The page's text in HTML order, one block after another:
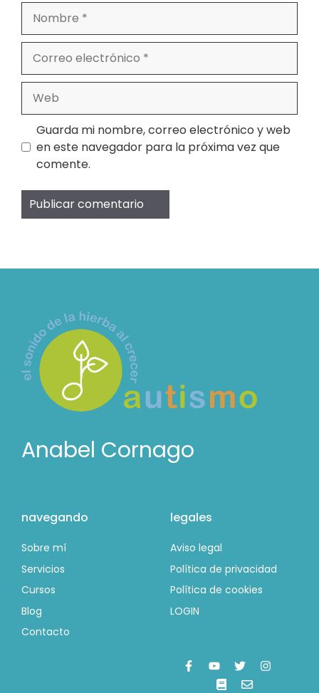
Nombre
electrónico
Guarda mi nombre, correo electrónico y web
en este navegador para la próxima vez que
comente.
Anabel Cornago
navegando
Sobre mí
Servicios
Cursos
Blog
Contacto
legales
Aviso legal
Política de privacidad
Política de cookies
LOGIN